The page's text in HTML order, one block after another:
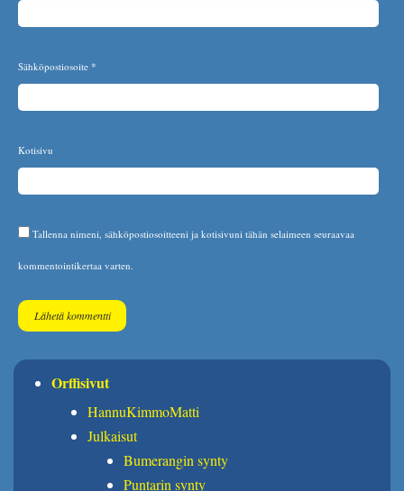
Sähköpostiosoite *
Kotisivu
Tallenna nimeni, sähköpostiosoitteeni ja kotisivuni tähän selaimeen seuraavaa
kommentointikertaa varten.
Orffisivut
HannuKimmoMatti
Julkaisut
Bumerangin synty
Puntarin synty